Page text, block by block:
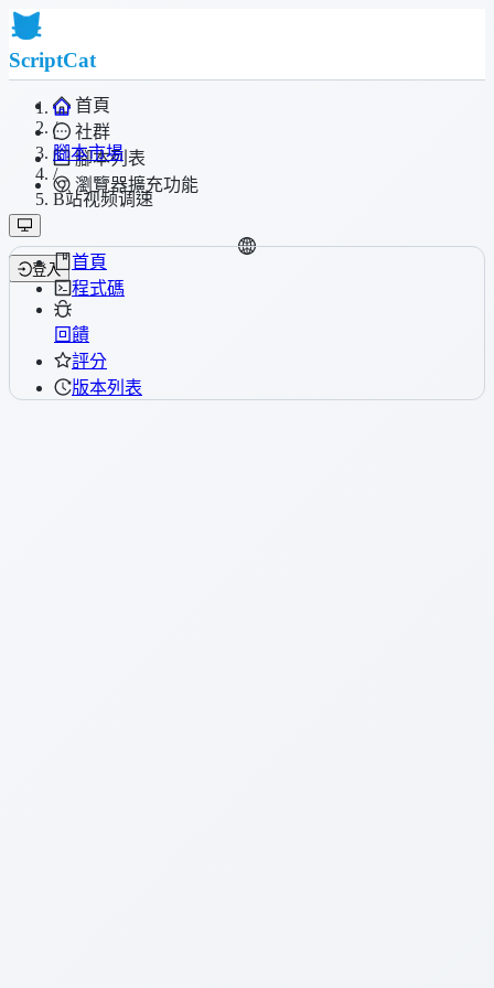
ScriptCat
首頁
社群
腳本列表
瀏覽器擴充功能
登入
/
腳本市場
/
B站视频调速
首頁
程式碼
回饋
評分
版本列表